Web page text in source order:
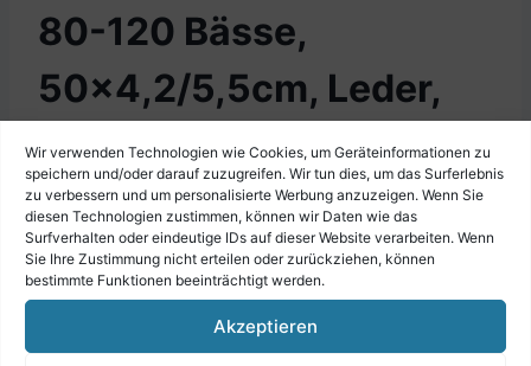
Wir verwenden Technologien wie Cookies, um Geräteinformationen zu
speichern und/oder darauf zuzugreifen. Wir tun dies, um das Surferlebnis
zu verbessern und um personalisierte Werbung anzuzeigen. Wenn Sie
diesen Technologien zustimmen, können wir Daten wie das
Surfverhalten oder eindeutige IDs auf dieser Website verarbeiten. Wenn
Sie Ihre Zustimmung nicht erteilen oder zurückziehen, können
bestimmte Funktionen beeinträchtigt werden.
Akzeptieren
80-120 Bässe,
50×4,2/5,5cm, Leder,
schwarz